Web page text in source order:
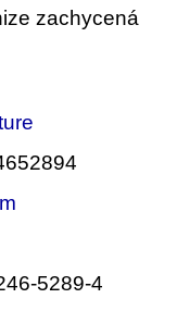
zachycená
5289-4